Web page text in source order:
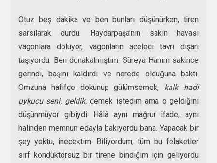
Otuz beş dakika ve ben bunları düşünürken, tiren
sarsılarak durdu. Haydarpaşa’nın sakin havası
vagonlara doluyor, vagonların aceleci tavrı dışarı
taşıyordu. Ben donakalmıştım. Süreya Hanım sakince
gerindi, başını kaldırdı ve nerede olduğuna baktı.
Omzuna hafifçe dokunup gülümsemek, kalk hadi
uykucu seni, geldik,demek istedim ama o geldiğini
düşünmüyor gibiydi. Hâlâ aynı mağrur ifade, aynı
halinden memnun edayla bakıyordu bana. Yapacak bir
şey yoktu, inecektim. Biliyordum, tüm bu felaketler
sırf kondüktörsüz bir tirene bindiğim için geliyordu